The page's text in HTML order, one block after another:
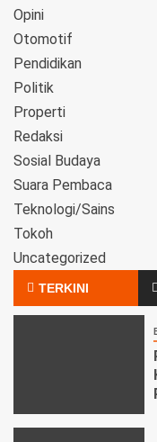
Opini
Otomotif
Pendidikan
Politik
Properti
Redaksi
Sosial Budaya
Suara Pembaca
Teknologi/Sains
Tokoh
Uncategorized
TERKINI